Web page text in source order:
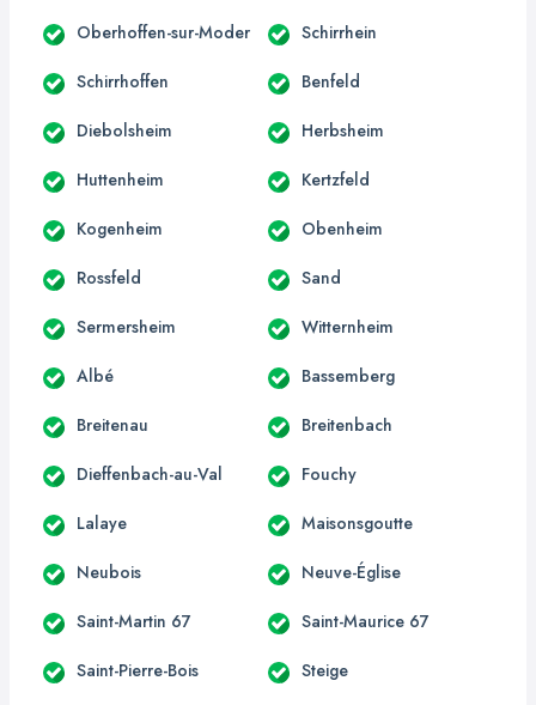
Oberhoffen-sur-Moder Schirrhein
Schirrhoffen Benfeld
Diebolsheim Herbsheim
Huttenheim Kertzfeld
Kogenheim Obenheim
Rossfeld Sand
Sermersheim Witternheim
Albé Bassemberg
Breitenau Breitenbach
Dieffenbach-au-Val Fouchy
Lalaye Maisonsgoutte
Neubois Neuve-Église
Saint-Martin 67 Saint-Maurice 67
Saint-Pierre-Bois Steige